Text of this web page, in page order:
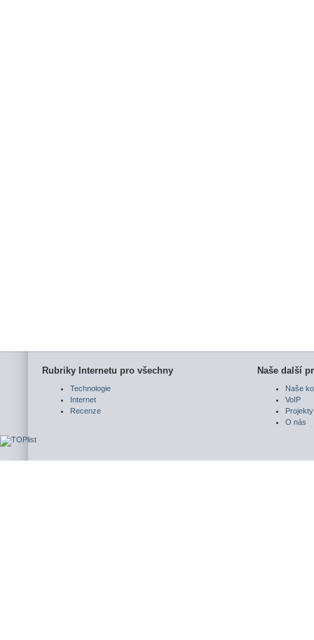
Rubriky Internetu pro všechny
Technologie
Internet
Recenze
Naše další
Naše
VoIP
Projekty
O nás